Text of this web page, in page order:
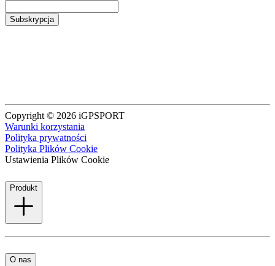
Subskrypcja
Copyright © 2026 iGPSPORT
Warunki korzystania
Polityka prywatności
Polityka Plików Cookie
Ustawienia Plików Cookie
Produkt
O nas